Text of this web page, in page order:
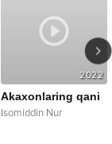
2022
Akaxonlaring qani
Isomiddin Nur